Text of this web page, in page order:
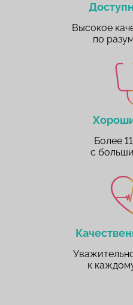
Высокое
по
Более
с
к